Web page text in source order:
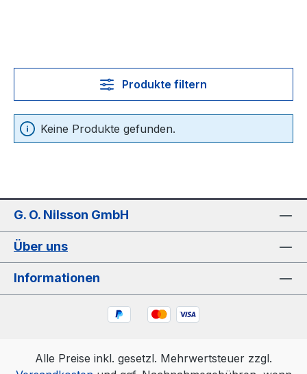
Produkte filtern
Keine Produkte gefunden.
G. O. Nilsson GmbH
Über uns
Informationen
Alle Preise inkl. gesetzl. Mehrwertsteuer zzgl.